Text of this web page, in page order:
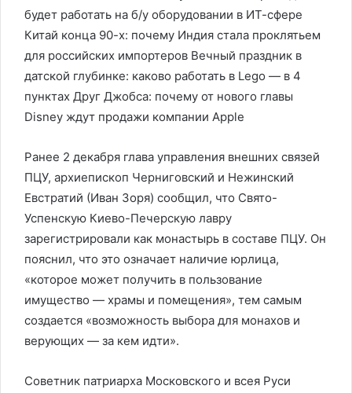
будет работать на б/у оборудовании в ИТ-сфере
Китай конца 90-х: почему Индия стала проклятьем
для российских импортеров Вечный праздник в
датской глубинке: каково работать в Lego — в 4
пунктах Друг Джобса: почему от нового главы
Disney ждут продажи компании Apple
Ранее 2 декабря глава управления внешних связей
ПЦУ, архиепископ Черниговский и Нежинский
Евстратий (Иван Зоря) сообщил, что Свято-
Успенскую Киево-Печерскую лавру
зарегистрировали как монастырь в составе ПЦУ. Он
пояснил, что это означает наличие юрлица,
«которое может получить в пользование
имущество — храмы и помещения», тем самым
создается «возможность выбора для монахов и
верующих — за кем идти».
Советник патриарха Московского и всея Руси